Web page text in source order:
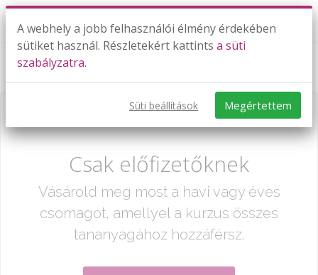
Tömegvonzás (gravitáció) II. rész
Már csak egy lépés:
Csak előfizetőknek
Vásárold meg most a havi vagy éves
csomagot, amellyel a kurzus összes
tananyagához hozzáférsz.
A webhely a jobb felhasználói élmény érdekében
sütiket használ. Részletekért kattints a süti
szabályzatra.
Süti beállítások Megértettem